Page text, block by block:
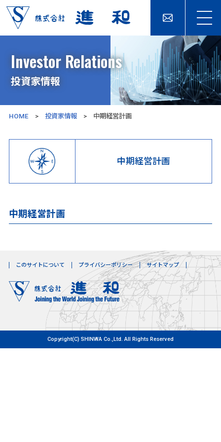
Investor Relations
投資家情報
HOME> 投資家情報> 中期経営計画
中期経営計画
中期経営計画
このサイトについて プライバシーポリシー サイトマップ
Copyright(C) SHINWA Co.,Ltd. All Rights Reserved